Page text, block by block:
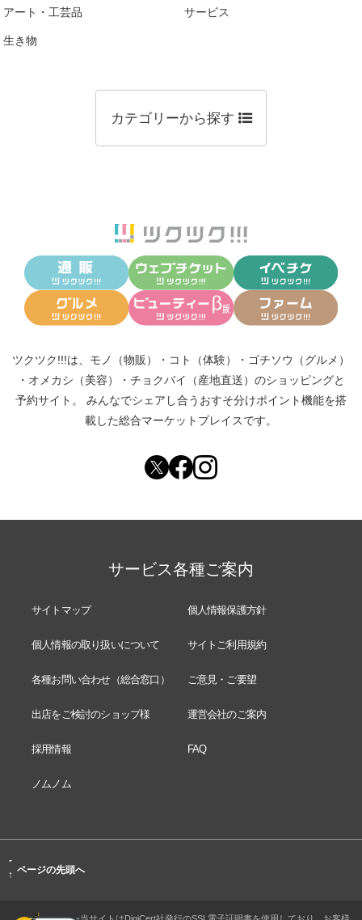
アート・工芸品 サービス
生き物
カテゴリーから探す
ツクツク!!!は、 モノ（物販） ・ コト（体験） ・ ゴチソウ（グルメ）
・ オメカシ（美容） ・ チョクバイ（産地直送） のショッピングと
予約サイト。
みんなでシェアし合う おすそ分けポイント機能を搭
載した総合マーケットプレイスです。
サービス各種ご案内
サイトマップ 個人情報保護方針
個人情報の取り扱いについて サイトご利用規約
各種お問い合わせ（総合窓口） ご意見・ご要望
出店をご検討のショップ様 運営会社のご案内
採用情報 FAQ
ノムノム
-
↑ ページの先頭へ